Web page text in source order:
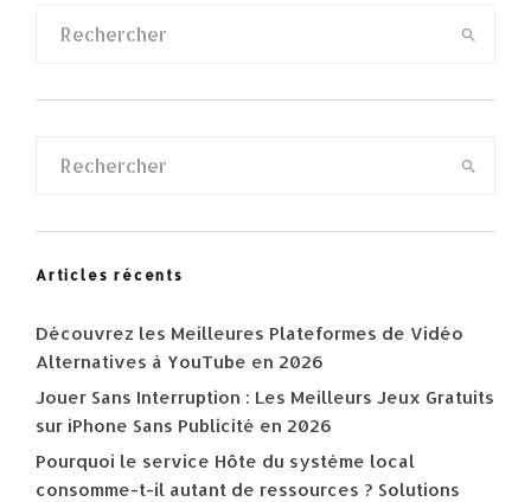
Articles récents
Découvrez les Meilleures Plateformes de Vidéo
Alternatives à YouTube en 2026
Jouer Sans Interruption : Les Meilleurs Jeux Gratuits
sur iPhone Sans Publicité en 2026
Pourquoi le service Hôte du système local
consomme-t-il autant de ressources ? Solutions